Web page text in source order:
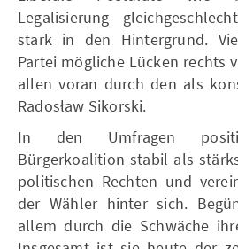
Legalisierung
stark in den Hintergrund.
Partei mögliche Lücken rechts
allen voran durch den als
Radosław Sikorski.
In den Umfragen
Bürgerkoalition stabil als
politischen Rechten und
der Wähler hinter sich.
allem durch die Schwäche